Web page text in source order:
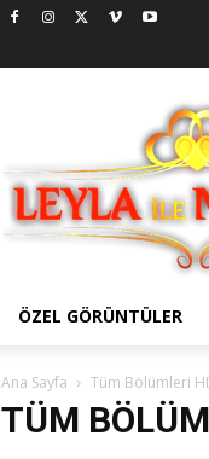
ÖZEL GÖRÜNTÜLER
Ana Sayfa Tüm Bölümleri
TÜM